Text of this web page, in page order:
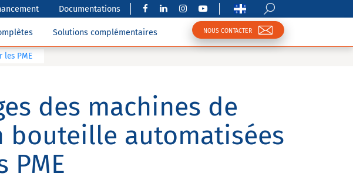
Documentations
Solutions complémentaires NOUS CONTACTER
les PME
des machines de
bouteille automatisées
PME